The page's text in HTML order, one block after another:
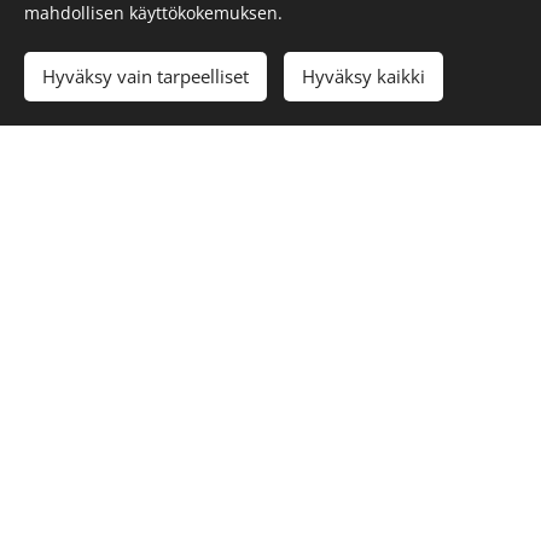
Yhteydenottolomake
Varaa maksuton arviointikäynti tai puheluaika
niin suunnitellaan yhdessä.
mahdollisen käyttökokemuksen.
Hyväksy vain tarpeelliset Hyväksy kaikki